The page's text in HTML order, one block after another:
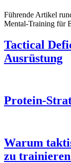
Führende Artikel
Mental-Training für
Tactical
Ausrüstung
Protein-
Warum
zu